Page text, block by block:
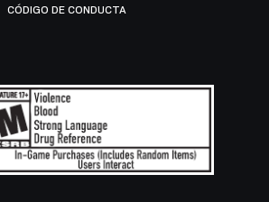
CÓDIGO DE CONDUCTA